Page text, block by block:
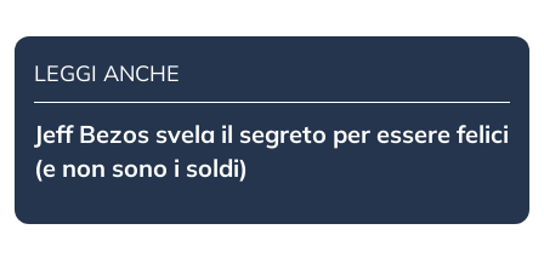
LEGGI ANCHE
Jeff Bezos svela il segreto per essere felici
(e non sono i soldi)